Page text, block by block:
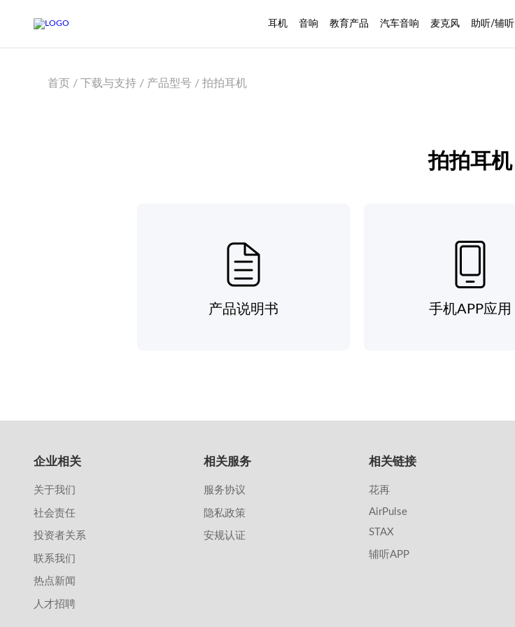
耳机 音响 教育产品 汽车音响 麦克风 助听/辅听
首页 / 下载与支持 / 产品型号 / 拍拍耳机
拍拍耳机
产品说明书 手机APP应用
企业相关
关于我们
社会责任
投资者关系
联系我们
热点新闻
人才招聘
相关服务
服务协议
隐私政策
安规认证
相关链接
花再
AirPulse
STAX
辅听APP